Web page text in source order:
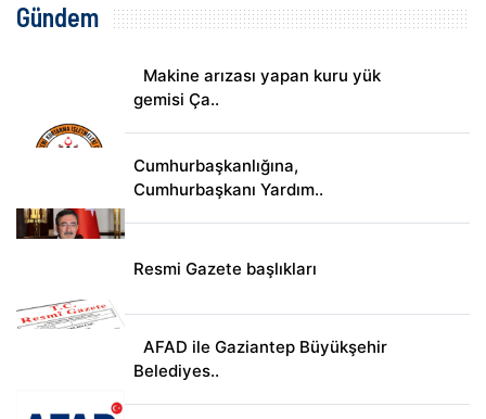
Gündem
Makine arızası yapan kuru yük
gemisi Ça..
Cumhurbaşkanlığına,
Cumhurbaşkanı Yardım..
Resmi Gazete başlıkları
AFAD ile Gaziantep Büyükşehir
Belediyes..